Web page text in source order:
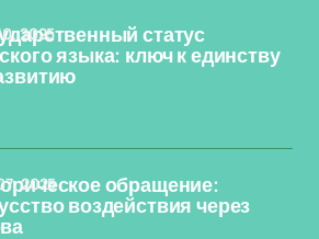
статус
языка: ключ к единству
2025
обращение:
воздействия через
2025